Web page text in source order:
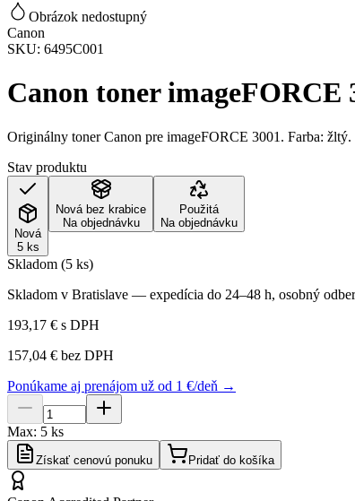
Obrázok nedostupný
Canon
SKU: 6495C001
Canon toner imageFORCE
Originálny toner Canon pre imageFORCE 3001. Farba: žltý.
Stav produktu
Nová
5 ks
Nová bez krabice
Na objednávku
Použitá
Na objednávku
Skladom (5 ks)
Skladom v Bratislave — expedícia do 24–48 h, osobný
193,17 € s DPH
157,04 € bez DPH
Ponúkame aj prenájom už od 1 €/deň →
Max: 5 ks
Získať cenovú ponuku Pridať do košíka